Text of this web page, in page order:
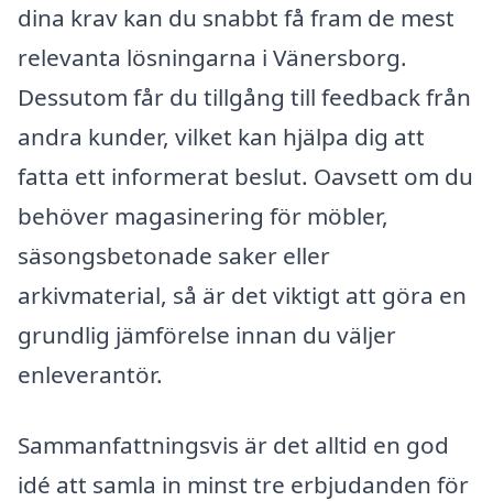
dina krav kan du snabbt få fram de mest
relevanta lösningarna i Vänersborg.
Dessutom får du tillgång till feedback från
andra kunder, vilket kan hjälpa dig att
fatta ett informerat beslut. Oavsett om du
behöver magasinering för möbler,
säsongsbetonade saker eller
arkivmaterial, så är det viktigt att göra en
grundlig jämförelse innan du väljer
enleverantör.
Sammanfattningsvis är det alltid en god
idé att samla in minst tre erbjudanden för